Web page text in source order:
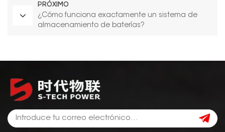
PRÓXIMO
¿Cómo funciona exactamente un sistema de
almacenamiento de baterías?